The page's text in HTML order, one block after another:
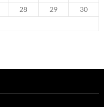
28 29
30